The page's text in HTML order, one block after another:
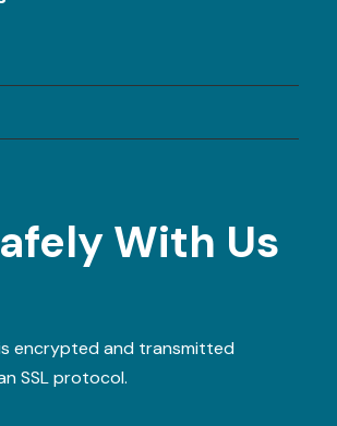
With Us
encrypted and transmitted
SSL protocol.